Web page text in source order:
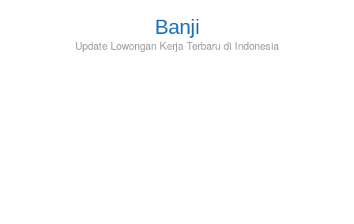
Banji
Update Lowongan Kerja Terbaru di Indonesia